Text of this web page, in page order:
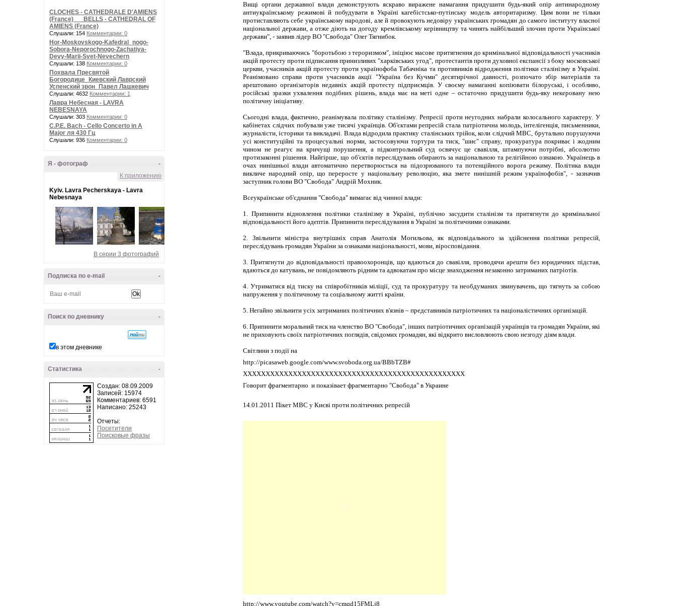
CLOCHES - CATHEDRALE D'AMIENS
(France) __ BELLS - CATHEDRAL OF
AMIENS (France)
Слушали: 154 Комментарии: 0
Hor-Moskovskogo-Kafedral_nogo-
Sobora-Neporochnogo-Zachatiya-
Devy-Marii-Svet-Nevechern
Слушали: 138 Комментарии: 0
Похвала Пресвятой
Богородице_Киевский Лаврский
Успенский звон_Павел Лашкевич
Слушали: 4632 Комментарии: 1
Лавра Небесная - LAVRA
NEBESNAYA
Слушали: 303 Комментарии: 0
C.P.E. Bach - Cello Concerto in A
Major ля 430 Гц
Слушали: 936 Комментарии: 0
-
Я - фотограф
К приложению
Kyiv. Lavra Pecherskaya - Lavra
Nebesnaya
В серии 3 фотографий
-
Подписка по e-mail
-
Поиск по дневнику
в этом дневнике
-
Статистика
Создан: 08.09.2009
Записей: 15974
Комментариев: 6591
Написано: 25243
Отчеты:
Посетители
Поисковые фразы
Вищі органи державної влади демонструють яскраво виражене намагання придушити будь-який опір антинародному
антиукраїнському режимові й побудувати в Україні кагебістсько-путінську модель авторитаризму. Цим вони не тільки
протиставляють себе українському народові, але й провокують недовіру українських громадян до самого інституту власної
національної держави, а отже діють на догоду кремлівському керівництву та чинять найбільший злочин проти Української
держави", - заявив лідер ВО "Свобода" Олег Тягнибок.
"Влада, прикриваючись "боротьбою з тероризмом", ініціює масове притягнення до кримінальної відповідальності учасників
акцій протесту проти підписання принизливих "харківських угод", протестантів проти духовної експансії з боку московської
церкви, учасників акцій протесту проти українофоба Табачніка та противників відродження політики сталінізму в Україні.
Реанімовано справи проти учасників акції "Україна без Кучми" десятирічної давності, розпочато збір матеріалів та
арештовано організаторів недавніх акцій протесту підприємців. У своєму намаганні копіювати білоруські, і особливо,
російські зразки ухвалення подібних рішень, влада має на меті одне – остаточно придушити будь-яку некеровану нею
політичну ініціативу.
Сьогодні влада, фактично, реанімувала політику сталінізму. Репресії проти неугодних набрали колосального характеру. У
кабінетах слідчих побували уже тисячі українців. Об'єктами репресій стала патріотична молодь, інтелігенція, письменники,
журналісти, історики та викладачі. Влада відродила практику сталінських трійок, коли слідчий МВС, брутально порушуючи
усі конституційні та процесуальні норми, застосовуючи тортури та тиск, "шиє" справу, прокуратура покриває і жодним
чином не реагує на кричущі порушення, а підконтрольний суд освячує це свавілля, штампуючи потрібні, абсолютно
протизаконні рішення. Найгірше, що об'єктів переслідувань обирають за національною та релігійною ознакою. Українець в
очах нинішньої влади автоматично перетворюється на підозрюваного та потенційного ворога режиму. Політика влади
викличе народний опір, що переросте у національну революцію, яка змете нинішній режим українофобів", - зазначив
заступник голови ВО "Свобода" Андрій Мохник.
Всеукраїнське об'єднання "Свобода" вимагає від чинної влади:
1. Припинити відновлення політики сталінізму в Україні, публічно засудити сталінізм та притягнути до кримінальної
відповідальності його адептів. Припинити переслідування в Україні за політичними ознаками.
2. Звільнити міністра внутрішніх справ Анатолія Могильова, як відповідального за здійснення політики репресій,
переслідувань громадян України за ознаками національності, мови, віросповідання.
3. Притягнути до відповідальності правоохоронців, що вдаються до свавілля, проводячи арешти без юридичних підстав,
вдаються до катувань, не повідомляють рідним та адвокатам про місце знаходження незаконно затриманих патріотів.
4. Утриматися від тиску на співробітників міліції, суд та прокуратуру та необдуманих звинувачень, що тягнуть за собою
напруження у політичному та соціальному житті країни.
5. Негайно звільнити усіх затриманих політичних в'язнів – представників патріотичних та націоналістичних організацій.
6. Припинити моральний тиск на членство ВО "Свобода", інших патріотичних організацій українців та громадян України, які
не приховують своїх патріотичних поглядів, свідомих громадян, які відкрито висловлюють свою незгоду діям влади.
Світлини з події на
http://picasaweb.google.com/www.svoboda.org.ua/BBbTZB#
ХХХХХХХХХХХХХХХХХХХХХХХХХХХХХХХХХХХХХХХХХХХХХХХХХ
Говорит фрагментарно и показівает фрагментарно "Свобода" в Украине
14.01.2011 Пікет МВС у Києві проти політичних репресій
http://www.youtube.com/watch?v=cmqd15FMLj8